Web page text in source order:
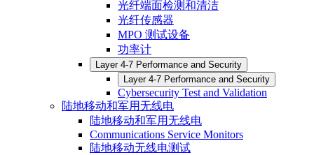
光纤端面检测和清洁
光纤传感器
MPO 测试设备
功率计
Layer 4-7 Performance and Security
Layer 4-7 Performance and Security
Cybersecurity Test and Validation
陆地移动和军用无线电
陆地移动和军用无线电
Communications Service Monitors
陆地移动无线电测试